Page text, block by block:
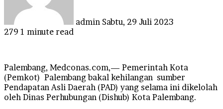
admin Sabtu, 29 Juli 2023
279 1 minute read
Palembang, Medconas.com,— Pemerintah Kota
(Pemkot) Palembang bakal kehilangan sumber
Pendapatan Asli Daerah (PAD) yang selama ini dikelolah
oleh Dinas Perhubungan (Dishub) Kota Palembang.